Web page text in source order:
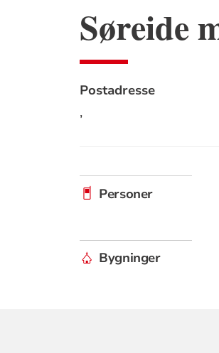
Søreide
Postadresse
,
Personer
Bygninger